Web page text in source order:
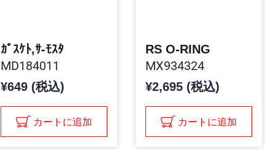
ｶﾞｽｹﾄ,ｻ-ﾓｽﾀ
MD184011
¥649 (税込)
カートに追加
RS O-RING
MX934324
¥2,695 (税込)
カートに追加